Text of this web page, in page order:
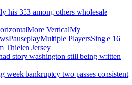
his 333 among others wholesale
VerticalMy
PlayersSingle 16
Thielen Jersey
story washington still being written
week bankruptcy two passes consistent